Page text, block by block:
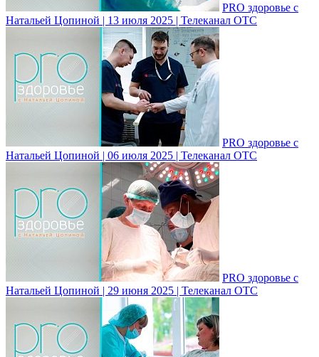
PRO здоровье с
Натальей Цопиной | 13 июля 2025 | Телеканал ОТС
PRO здоровье с
Натальей Цопиной | 06 июля 2025 | Телеканал ОТС
PRO здоровье с
Натальей Цопиной | 29 июня 2025 | Телеканал ОТС